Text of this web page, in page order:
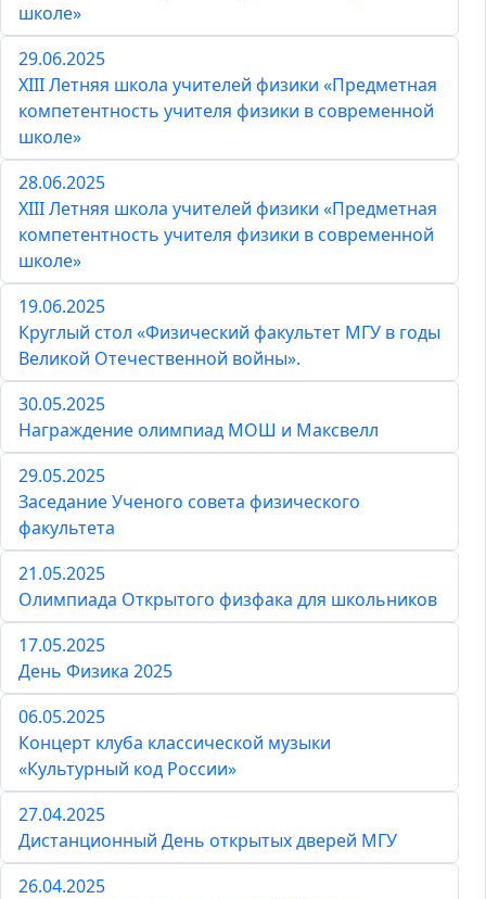
школе»
29.06.2025
XIII Летняя школа учителей физики «Предметная
компетентность учителя физики в современной
школе»
28.06.2025
XIII Летняя школа учителей физики «Предметная
компетентность учителя физики в современной
школе»
19.06.2025
Круглый стол «Физический факультет МГУ в годы
Великой Отечественной войны».
30.05.2025
Награждение олимпиад МОШ и Максвелл
29.05.2025
Заседание Ученого совета физического
факультета
21.05.2025
Олимпиада Открытого физфака для школьников
17.05.2025
День Физика 2025
06.05.2025
Концерт клуба классической музыки
«Культурный код России»
27.04.2025
Дистанционный День открытых дверей МГУ
26.04.2025